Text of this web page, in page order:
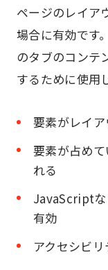
ページのレイア
場合に有効です
のタブのコンテ
するために使用
要素がレイ
要素が占め
れる
JavaScriptな
有効
アクセシビ